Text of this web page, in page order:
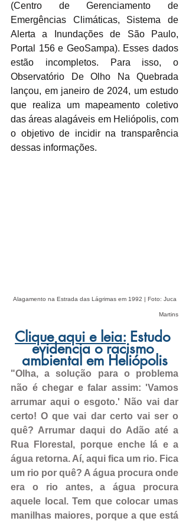
(Centro de Gerenciamento de
Emergências Climáticas, Sistema de
Alerta a Inundações de São Paulo,
Portal 156 e GeoSampa). Esses dados
estão incompletos. Para isso, o
Observatório De Olho Na Quebrada
lançou, em janeiro de 2024, um estudo
que realiza um mapeamento coletivo
das áreas alagáveis em Heliópolis, com
o objetivo de incidir na transparência
dessas informações.
Alagamento na Estrada das Lágrimas em 1992 | Foto: Juca
Martins
Clique aqui e leia: Estudo
evidencia o racismo
ambiental em Heliópolis
"Olha, a solução para o problema
não é chegar e falar assim: 'Vamos
arrumar aqui o esgoto.' Não vai dar
certo! O que vai dar certo vai ser o
quê? Arrumar daqui do Adão até a
Rua Florestal, porque enche lá e a
água retorna. Aí, aqui fica um rio. Fica
um rio por quê? A água procura onde
era o rio antes, a água procura
aquele local. Tem que colocar umas
manilhas maiores, porque a que está